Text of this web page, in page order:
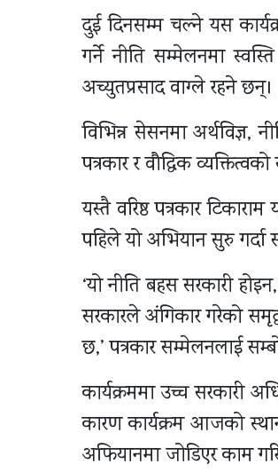
दुई दिनसम्म चल्ने यस
गर्ने नीति सम्मेलनमा
अच्युतप्रसाद वाग्ले रहने छन्।
विभिन्न सेसनमा अर्थविज्ञ,
पत्रकार र वौद्धिक
यस्तै वरिष्ठ पत्रकार
पहिले यो अभियान सुरु
‘यो नीति बहस सरकारी
सरकारले अंगिकार गरेको
छ,’ पत्रकार सम्मेलनलाई
कार्यक्रममा उच्च सरकारी
कारण कार्यक्रम आजको
अफियानमा जोडिएर काम